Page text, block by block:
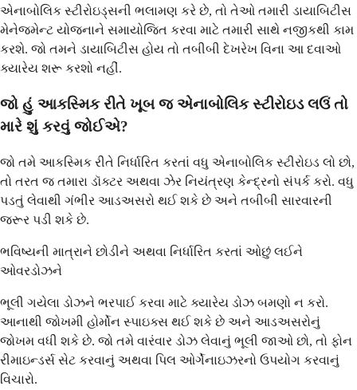
એનાબોલિક સ્ટીરોઇડ્સની ભલામણ કરે છે, તો તેઓ તમારી ડાયાબિટીસ
મેનેજમેન્ટ યોજનાને સમાયોજિત કરવા માટે તમારી સાથે નજીકથી કામ
કરશે. જો તમને ડાયાબિટીસ હોય તો તબીબી દેખરેખ વિના આ દવાઓ
ક્યારેય શરૂ કરશો નહીં.
જો હું આકસ્મિક રીતે ખૂબ જ એનાબોલિક સ્ટીરોઇડ લઉં તો
મારે શું કરવું જોઈએ?
જો તમે આકસ્મિક રીતે નિર્ધારિત કરતાં વધુ એનાબોલિક સ્ટીરોઇડ લો છો,
તો તરત જ તમારા ડૉક્ટર અથવા ઝેર નિયંત્રણ કેન્દ્રનો સંપર્ક કરો. વધુ
પડતું લેવાથી ગંભીર આડઅસરો થઈ શકે છે અને તબીબી સારવારની
જરૂર પડી શકે છે.
ભવિષ્યની માત્રાને છોડીને અથવા નિર્ધારિત કરતાં ઓછું લઈને
ઓવરડોઝને
ભૂલી ગયેલા ડોઝને ભરપાઈ કરવા માટે ક્યારેય ડોઝ બમણો ન કરો.
આનાથી જોખમી હોર્મોન સ્પાઇક્સ થઈ શકે છે અને આડઅસરોનું
જોખમ વધી શકે છે. જો તમે વારંવાર ડોઝ લેવાનું ભૂલી જાઓ છો, તો ફોન
રીમાઇન્ડર્સ સેટ કરવાનું અથવા પિલ ઓર્ગેનાઇઝરનો ઉપયોગ કરવાનું
વિચારો.